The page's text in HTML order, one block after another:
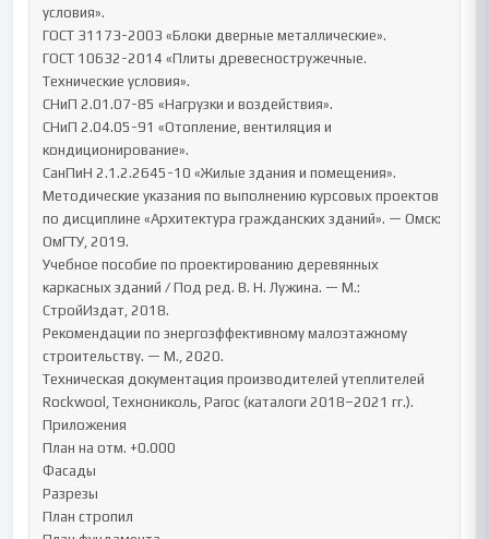
условия».
ГОСТ 31173-2003 «Блоки дверные металлические».
ГОСТ 10632-2014 «Плиты древесностружечные.
Технические условия».
СНиП 2.01.07-85 «Нагрузки и воздействия».
СНиП 2.04.05-91 «Отопление, вентиляция и
кондиционирование».
СанПиН 2.1.2.2645-10 «Жилые здания и помещения».
Методические указания по выполнению курсовых проектов
по дисциплине «Архитектура гражданских зданий». — Омск:
ОмГТУ, 2019.
Учебное пособие по проектированию деревянных
каркасных зданий / Под ред. В. Н. Лужина. — М.:
СтройИздат, 2018.
Рекомендации по энергоэффективному малоэтажному
строительству. — М., 2020.
Техническая документация производителей утеплителей
Rockwool, Технониколь, Paroc (каталоги 2018–2021 гг.).
Приложения
План на отм. +0.000
Фасады
Разрезы
План стропил